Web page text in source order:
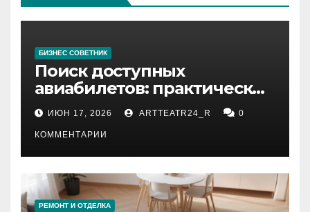
БИЗНЕС СОВЕТНИК
Поиск доступных
авиабилетов: практические
рекомендации
ИЮН 17, 2026 ARTTEATR24_R 0
КОММЕНТАРИИ
РЕМОНТ И ОТДЕЛКА